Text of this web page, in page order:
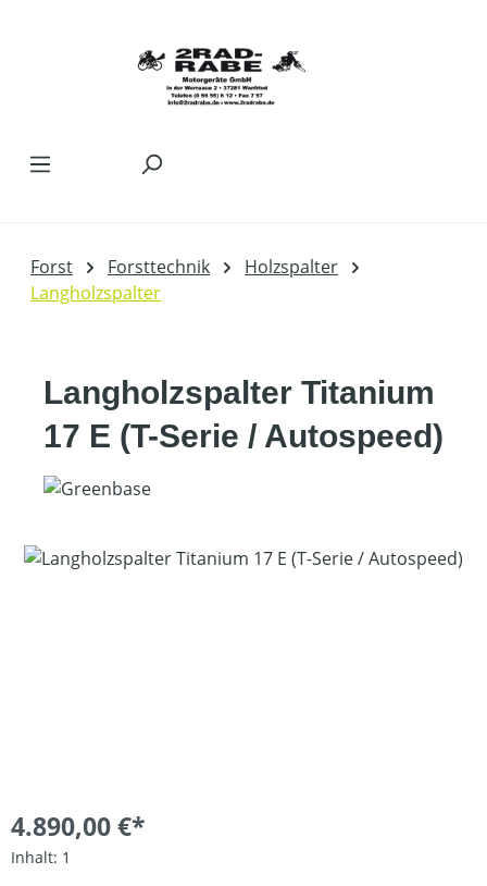
Forst Forsttechnik
Holzspalter
Langholzspalter
Langholzspalter Titanium
17 E (T-Serie / Autospeed)
Bildergalerie überspringen
4.890,00 €*
Inhalt: 1